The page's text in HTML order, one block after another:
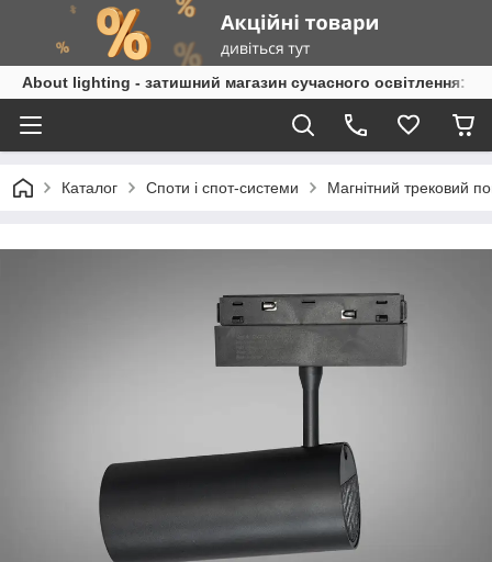
About lighting - затишний магазин сучасного освітлення:
Каталог Споти і спот-системи Магнітний трековий